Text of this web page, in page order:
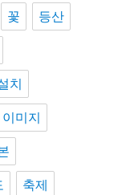
꽃 등산
치
이미지
축제